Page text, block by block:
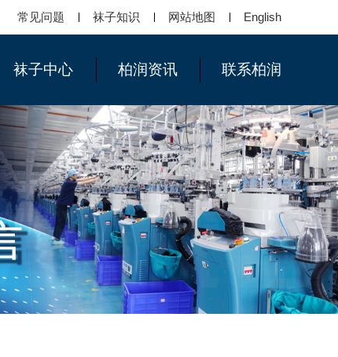
常见问题 袜子知识 网站地图 English
袜子中心 柏润资讯 联系柏润